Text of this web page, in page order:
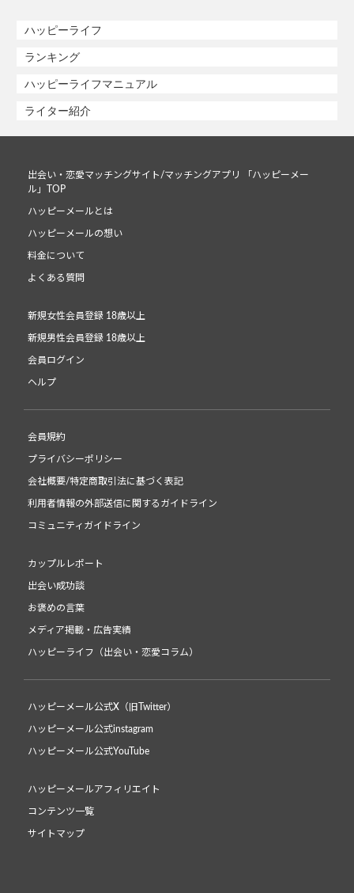
ハッピーライフ
ランキング
ハッピーライフマニュアル
ライター紹介
出会い・恋愛マッチングサイト/マッチングアプリ 「ハッピーメー
ル」TOP
ハッピーメールとは
ハッピーメールの想い
料金について
よくある質問
新規女性会員登録 18歳以上
新規男性会員登録 18歳以上
会員ログイン
ヘルプ
会員規約
プライバシーポリシー
会社概要/特定商取引法に基づく表記
利用者情報の外部送信に関するガイドライン
コミュニティガイドライン
カップルレポート
出会い成功談
お褒めの言葉
メディア掲載・広告実績
ハッピーライフ（出会い・恋愛コラム）
ハッピーメール公式X（旧Twitter）
ハッピーメール公式instagram
ハッピーメール公式YouTube
ハッピーメールアフィリエイト
コンテンツ一覧
サイトマップ